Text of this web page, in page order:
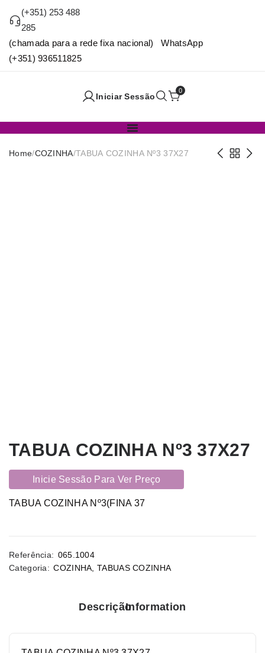
(+351) 253 488
285
(chamada para a rede fixa nacional) WhatsApp
(+351) 936511825
Iniciar Sessão
0
Home/COZINHA/TABUA COZINHA Nº3 37X27
TABUA COZINHA Nº3 37X27
Inicie Sessão Para Ver Preço
TABUA COZINHA Nº3(FINA 37
Referência: 065.1004
Categoria: COZINHA ,TABUAS COZINHA
DescriçãoInformation